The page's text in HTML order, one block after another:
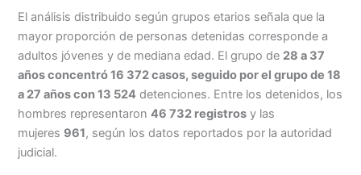
El análisis distribuido según grupos etarios señala que la
mayor proporción de personas detenidas corresponde a
adultos jóvenes y de mediana edad. El grupo de 28 a 37
años concentró 16 372 casos, seguido por el grupo de 18
a 27 años con 13 524 detenciones. Entre los detenidos, los
hombres representaron46 732 registros y las
mujeres 961, según los datos reportados por la autoridad
judicial.